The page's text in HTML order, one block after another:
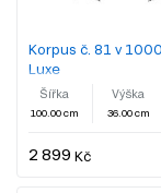
Korpus č. 81 v
Luxe
Šířka
100.00 cm
Výška
36.00 cm
2 899 Kč